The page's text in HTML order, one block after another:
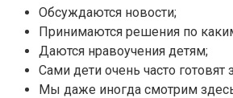
Обсуждаются новости;
Принимаются решения по
Даются нравоучения детям;
Сами дети очень часто готовят
Мы даже иногда смотрим